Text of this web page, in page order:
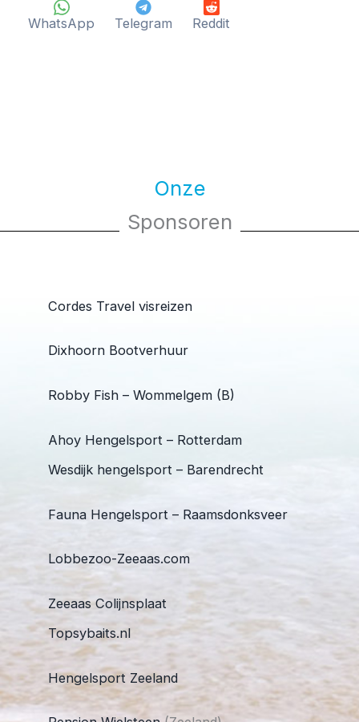
WhatsApp Telegram Reddit
Onze
Sponsoren
Cordes Travel visreizen
Dixhoorn Bootverhuur
Robby Fish – Wommelgem (B)
Ahoy Hengelsport – Rotterdam
Wesdijk hengelsport – Barendrecht
Fauna Hengelsport – Raamsdonksveer
Lobbezoo-Zeeaas.com
Zeeaas Colijnsplaat
Topsybaits.nl
Hengelsport Zeeland